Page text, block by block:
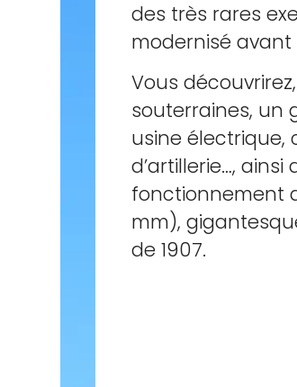
des très rares
modernisé avant
Vous
souterraines, un
usine électrique,
d’artillerie…,
fonctionnement
mm),
de 1907.